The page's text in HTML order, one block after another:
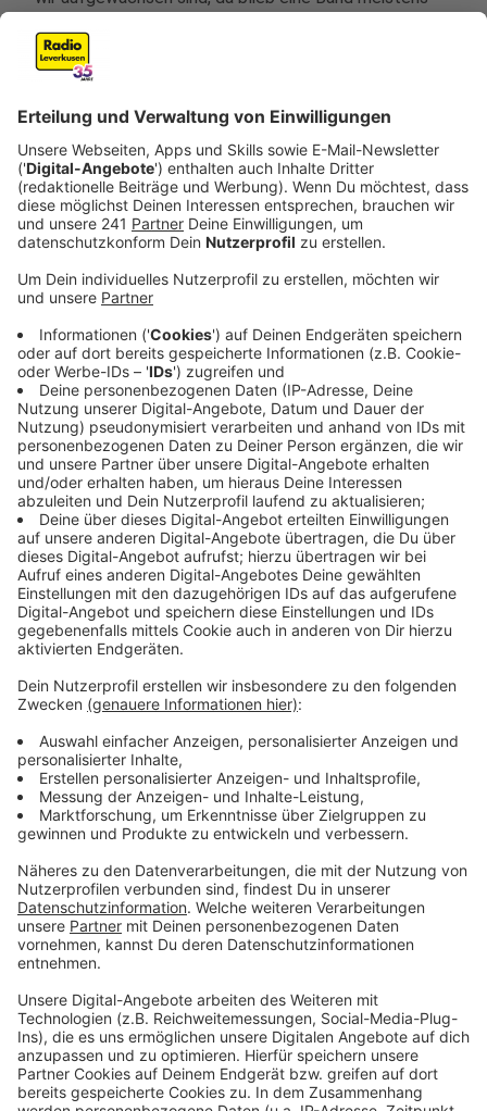
denkt nie daran, dass man älter wird. Und plötzlich
blicken wir zurück."
Mittlerweile - da sind sich die drei Musiker einig - sei
ihr Job nicht mehr so stressig wie früher. "Wir hatten
damals viel Spaß, aber es war auch harte Arbeit. Wir
haben uns in Lichtgeschwindigkeit bewegt", erinnert
sich Bryan, der sich seine markante Lockenmähne
bewahrt hat. "Rückblickend würde ich nichts anders
machen, weil alles gemacht werden musste. Aber
heute geht es etwas langsamer zu, sodass wir es auch
genießen können."
Anzeige
Über das neue Album
Anzeige
Die eingängige erste Single mit Bruce-Springsteen-
Einfluss schaffte es direkt in die Top 10 der
amerikanischen Rock Digital Song Sales, die
tatsächlich noch Verkäufe zählen. "Legendary" erzählt
von den oft einfachen Dingen, die das Leben schön
machen und referenziert Neil Diamonds Gassenhauer
"Sweet Caroline". "Wir haben eine Hitsingle", sagt Jon
Bon Jovi sichtlich erfreut. "Ich weiß, dass es nicht der
beste Song auf dem Album ist. Es wird also ein
verdammt gutes Jahr."
Tatsächlich enthält die neue LP noch bessere
Nummern. Das treibende "We Made It Look Easy" ist
autobiografisch zu verstehen. Bei "Living Proof"
erinnert die Band mit Talkbox-Effekten wie bei "Living
On A Prayer" und einem Riff aus der "It's My Life"-
Schublade an frühere Erfolge. Und das klingt
erstaunlich gut. Vielleicht der größte Ohrwurm auf
dem Album ist die rockige Ballade "Waves". Fast schon
ein Partykracher zum Mitgrölen ist das
überschwängliche "Walls of Jericho". "Forever" hat
nicht das Zeug zu einem Klassiker wie "Slippery When